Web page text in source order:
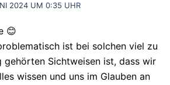
2024 UM 0:35 UHR
😊
ist bei solchen viel zu
gehörten Sichtweisen ist, dass wir
wissen und uns im Glauben an